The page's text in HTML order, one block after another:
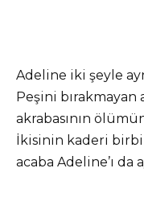
Adeline iki şeyle
Peşini bırakmayan
akrabasının
İkisinin kaderi
acaba Adeline’ı da